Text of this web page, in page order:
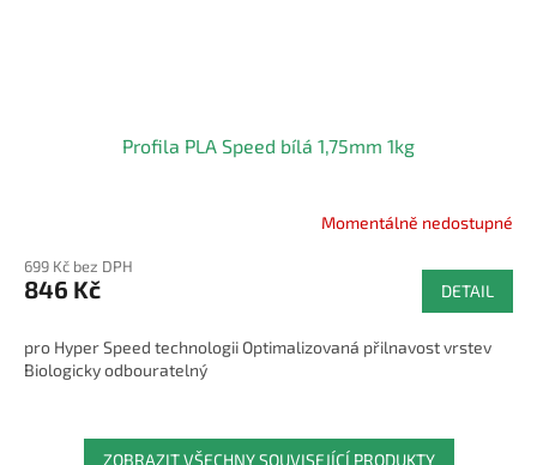
Profila PLA Speed bílá 1,75mm 1kg
Momentálně nedostupné
699 Kč bez DPH
846 Kč DETAIL
pro Hyper Speed technologii Optimalizovaná přilnavost vrstev
Biologicky odbouratelný
ZOBRAZIT VŠECHNY SOUVISEJÍCÍ PRODUKTY